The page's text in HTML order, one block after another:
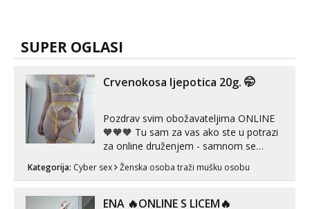
SUPER OGLASI
Crvenokosa ljepotica 20g. 🤭
Pozdrav svim obožavateljima ONLINE
🧡🧡🧡 Tu sam za vas ako ste u potrazi
za online druženjem - samnom se
možete zabaviti preko videopoziva, ili
ako vam nisam dovoljna radim i u paru i
😉 Radim i vruća tipkanja uz slike i hot
Kategorija: Cyber sex Ženska osoba traži mušku osobu
ENA 🔥ONLINE S LICEM🔥